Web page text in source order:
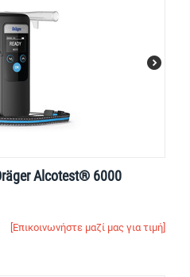
Alcotest® 6000
[Επικοινωνήστε μαζί μας για τιμή]